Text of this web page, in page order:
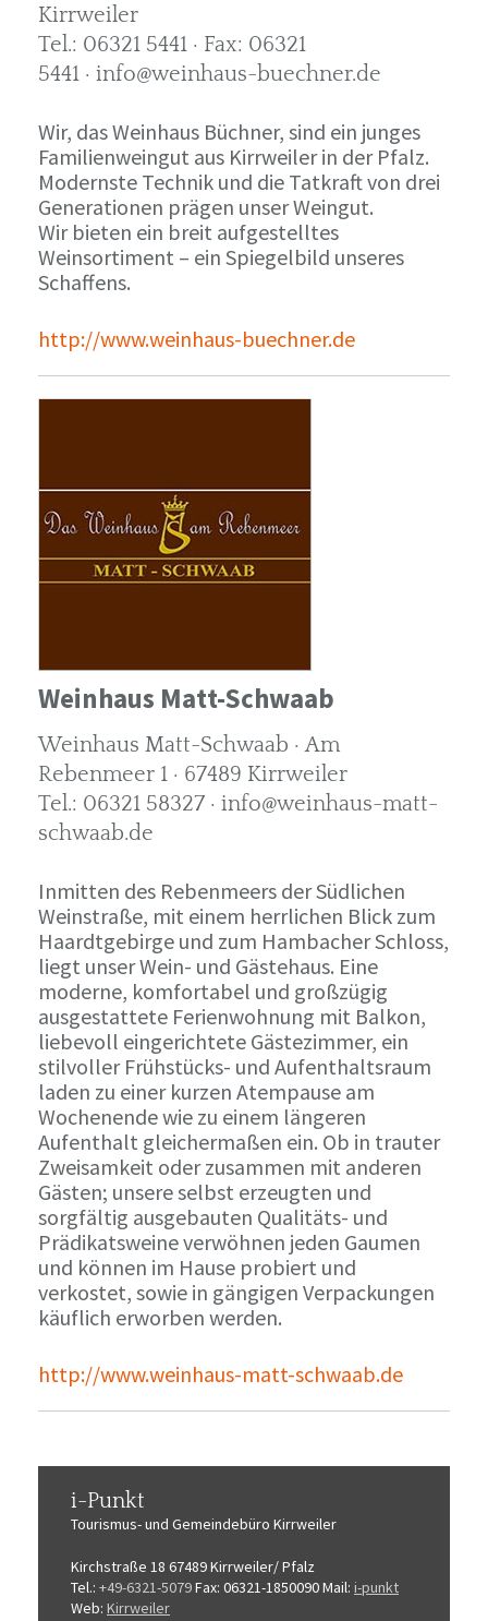
Kirrweiler
Tel.: 06321 5441 · Fax: 06321
5441 · info@weinhaus-buechner.de
Wir, das Weinhaus Büchner, sind ein junges
Familienweingut aus Kirrweiler in der Pfalz.
Modernste Technik und die Tatkraft von drei
Generationen prägen unser Weingut.
Wir bieten ein breit aufgestelltes
Weinsortiment – ein Spiegelbild unseres
Schaffens.
http://www.weinhaus-buechner.de
Weinhaus Matt-Schwaab
Weinhaus Matt-Schwaab · Am
Rebenmeer 1 · 67489 Kirrweiler
Tel.: 06321 58327 · info@weinhaus-matt-
schwaab.de
Inmitten des Rebenmeers der Südlichen
Weinstraße, mit einem herrlichen Blick zum
Haardtgebirge und zum Hambacher Schloss,
liegt unser Wein- und Gästehaus. Eine
moderne, komfortabel und großzügig
ausgestattete Ferienwohnung mit Balkon,
liebevoll eingerichtete Gästezimmer, ein
stilvoller Frühstücks- und Aufenthaltsraum
laden zu einer kurzen Atempause am
Wochenende wie zu einem längeren
Aufenthalt gleichermaßen ein. Ob in trauter
Zweisamkeit oder zusammen mit anderen
Gästen; unsere selbst erzeugten und
sorgfältig ausgebauten Qualitäts- und
Prädikatsweine verwöhnen jeden Gaumen
und können im Hause probiert und
verkostet, sowie in gängigen Verpackungen
käuflich erworben werden.
http://www.weinhaus-matt-schwaab.de
i-Punkt
Tourismus-und Gemeindebüro Kirrweiler
Kirchstraße 18 67489 Kirrweiler/ Pfalz
Tel.: +49-6321-5079Fax: 06321-1850090Mail: i-punkt
Web: Kirrweiler